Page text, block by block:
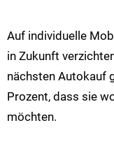
Auf individuelle
in Zukunft
nächsten Autokauf
Prozent, dass sie
möchten.